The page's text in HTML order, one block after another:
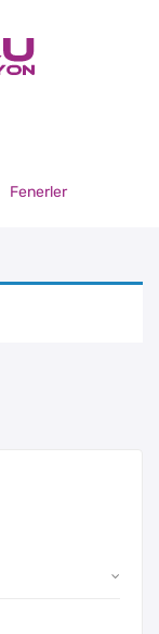
Fenerler